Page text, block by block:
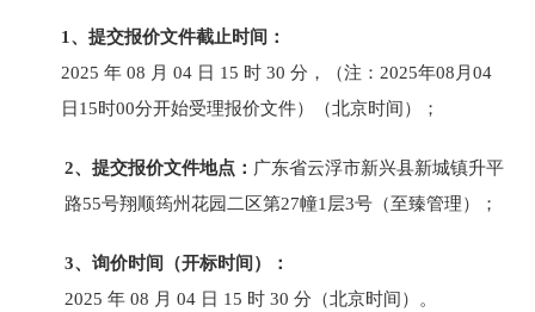
1、提交报价文件截止时间：
2025 年 08 月 04 日 15 时 30 分 ，（注： 2025年08月04
日 15时00分开始受理报价文件）（北京时间） ；
2、提交报价文件地点： 广东省云浮市新兴县新城镇升平
路55号翔顺筠州花园二区第27幢1层3号（至臻管理）；
3、询价时间（开标时间）：
2025 年 08 月 04 日 15 时 30 分 （北京时间） 。